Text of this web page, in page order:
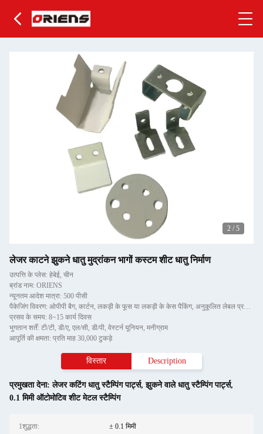
2 / 5
लेजर काटने झुकने धातु मुद्रांकन भागों कस्टम शीट धातु निर्माण
उत्पत्ति के प्लेस: हेबेई, चीन
ब्रांड नाम: ORIENS
न्यूनतम आदेश मात्रा: 500 पीसी
पैकेजिंग विवरण: ओपीपी बैग, कार्टन, लकड़ी के फूस या लकड़ी के केस पैकिंग, अनुकूलित लेबल प्रदान कर सकते हैं
प्रसव के समय: 8~15 कार्य दिवस
भुगतान शर्तें: टी/टी, डी/ए, एल/सी, डी/पी, वेस्टर्न यूनियन, मनीग्राम
आपूर्ति की क्षमता: प्रति माह 30,000 टुकड़े
विस्तार Description
प्रमुखता देना:लेजर कटिंग धातु स्टैम्पिंग पार्ट्स,झुकने वाले धातु स्टैम्पिंग पार्ट्स,
0.1 मिमी ऑटोमोटिव शीट मेटल स्टैम्पिंग
1शुद्धता: ± 0.1 मिमी